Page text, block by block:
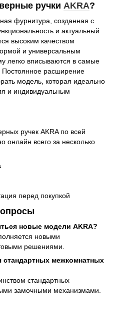
ручки AKRA?
фурнитура, созданная с
и актуальный
высоким качеством
и универсальным
легко вписываются в самые
расширение
модель, которая идеально
и индивидуальным
ручек AKRA по всей
онлайн всего за несколько
перед покупкой
новые модели AKRA?
новыми
решениями.
стандартных межкомнатных
стандартных
замочными механизмами.